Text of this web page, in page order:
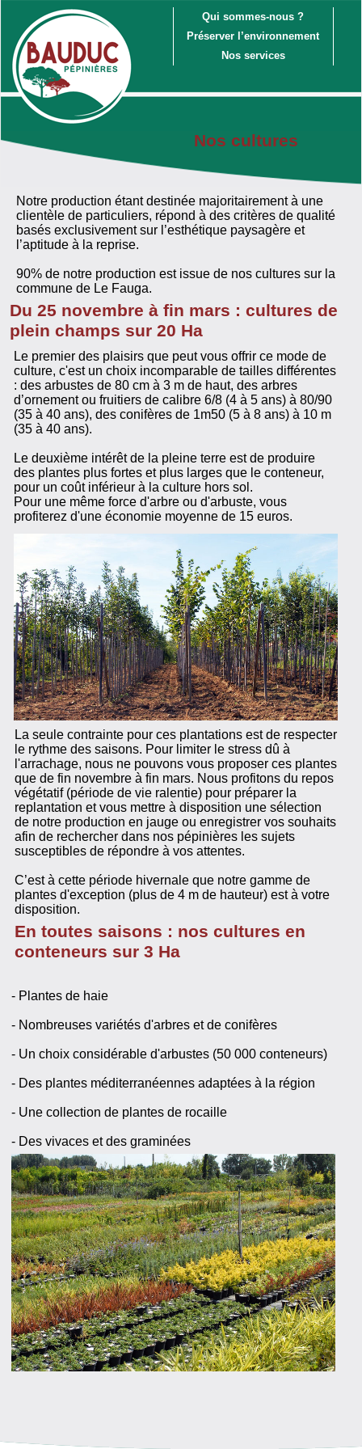
Notre production étant destinée majoritairement à une
clientèle de particuliers, répond à des critères de qualité
basés exclusivement sur l’esthétique paysagère et
l’aptitude à la reprise.
90% de notre production est issue de nos cultures sur la
commune de Le Fauga.
Du 25 novembre à fin mars : cultures de
plein champs sur 20 Ha
Le premier des plaisirs que peut vous offrir ce mode de
culture, c'est un choix incomparable de tailles différentes
: des arbustes de 80 cm à 3 m de haut, des arbres
d’ornement ou fruitiers de calibre 6/8 (4 à 5 ans) à 80/90
(35 à 40 ans), des conifères de 1m50 (5 à 8 ans) à 10 m
(35 à 40 ans).
Le deuxième intérêt de la pleine terre est de produire
des plantes plus fortes et plus larges que le conteneur,
pour un coût inférieur à la culture hors sol.
Pour une même force d'arbre ou d'arbuste, vous
profiterez d'une économie moyenne de 15 euros.
La seule contrainte pour ces plantations est de respecter
le rythme des saisons. Pour limiter le stress dû à
l'arrachage, nous ne pouvons vous proposer ces plantes
que de fin novembre à fin mars. Nous profitons du repos
végétatif (période de vie ralentie) pour préparer la
replantation et vous mettre à disposition une sélection
de notre production en jauge ou enregistrer vos souhaits
afin de rechercher dans nos pépinières les sujets
susceptibles de répondre à vos attentes.
C’est à cette période hivernale que notre gamme de
plantes d'exception (plus de 4 m de hauteur) est à votre
disposition.
En toutes saisons : nos cultures en
conteneurs sur 3 Ha
- Plantes de haie
- Nombreuses variétés d'arbres et de conifères
- Un choix considérable d'arbustes (50 000 conteneurs)
- Des plantes méditerranéennes adaptées à la région
- Une collection de plantes de rocaille
- Des vivaces et des graminées
Nos cultures
Qui sommes-nous ?
Préserver l’environnement
Nos services